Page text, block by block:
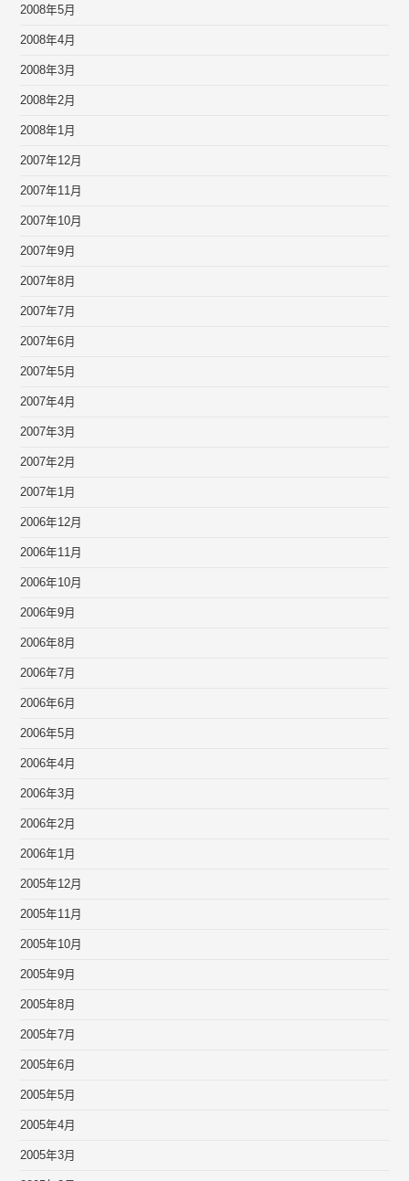
2008年5月
2008年4月
2008年3月
2008年2月
2008年1月
2007年12月
2007年11月
2007年10月
2007年9月
2007年8月
2007年7月
2007年6月
2007年5月
2007年4月
2007年3月
2007年2月
2007年1月
2006年12月
2006年11月
2006年10月
2006年9月
2006年8月
2006年7月
2006年6月
2006年5月
2006年4月
2006年3月
2006年2月
2006年1月
2005年12月
2005年11月
2005年10月
2005年9月
2005年8月
2005年7月
2005年6月
2005年5月
2005年4月
2005年3月